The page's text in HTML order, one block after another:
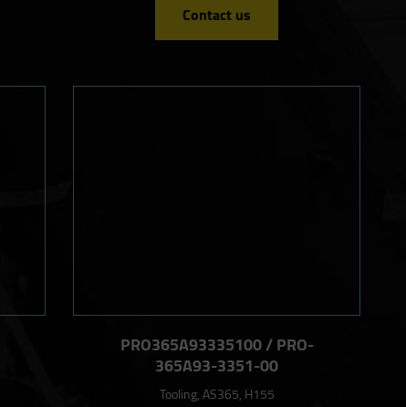
Contact us
PRO365A93335100 / PRO-
365A93-3351-00
Tooling, AS365, H155